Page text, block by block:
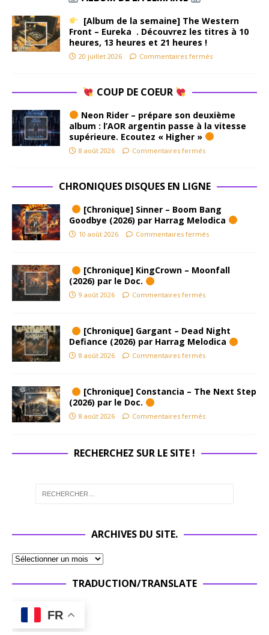
[Album de la semaine] The Western
Front – Eureka . Découvrez les titres à 10
heures, 13 heures et 21 heures !
20 juillet 2026 Commentaires fermés
COUP DE COEUR
Neon Rider – prépare son deuxième
album : l’AOR argentin passe à la vitesse
supérieure. Ecoutez « Higher »
8 août 2026 Commentaires fermés
CHRONIQUES DISQUES EN LIGNE
[Chronique] Sinner – Boom Bang
Goodbye (2026) par Harrag Melodica
10 août 2026 Commentaires fermés
[Chronique] KingCrown – Moonfall
(2026) par le Doc.
9 août 2026 Commentaires fermés
[Chronique] Gargant – Dead Night
Defiance (2026) par Harrag Melodica
8 août 2026 Commentaires fermés
[Chronique] Constancia – The Next Step
(2026) par le Doc.
8 août 2026 Commentaires fermés
RECHERCHEZ SUR LE SITE !
ARCHIVES DU SITE.
TRADUCTION/TRANSLATE
FR